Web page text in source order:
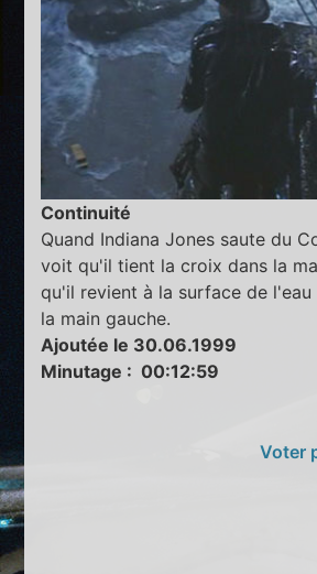
Continuité
Quand Indiana Jones saute du
voit qu'il tient la croix dans la
qu'il revient à la surface de
la main gauche.
Ajoutée le 30.06.1999
Minutage : 00:12:59
Voter